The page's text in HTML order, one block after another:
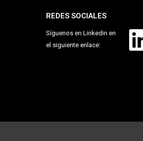
REDES SOCIALES
Síguenos en Linkedin en
el siguiente enlace: